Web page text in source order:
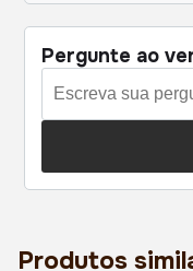
Pergunte ao
Produtos